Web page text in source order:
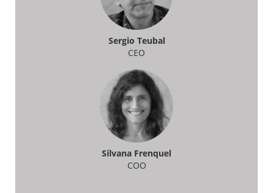
Sergio Teubal
CEO
Silvana Frenquel
COO